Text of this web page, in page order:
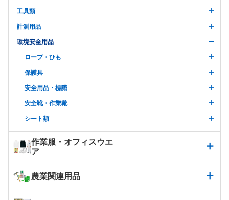
工具類
計測用品
環境安全用品
ロープ・ひも
保護具
安全用品・標識
安全靴・作業靴
シート類
作業服・オフィスウエ
ア
農業関連用品